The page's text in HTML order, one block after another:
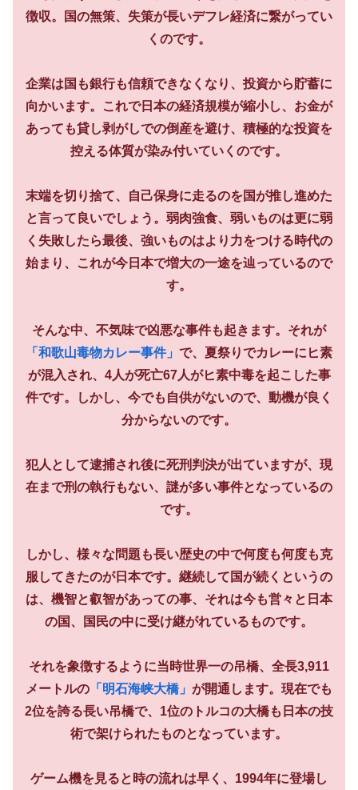
徴収。国の無策、失策が長いデフレ経済に繋がってい
くのです。
企業は国も銀行も信頼できなくなり、投資から貯蓄に
向かいます。これで日本の経済規模が縮小し、お金が
あっても貸し剥がしでの倒産を避け、積極的な投資を
控える体質が染み付いていくのです。
末端を切り捨て、自己保身に走るのを国が推し進めた
と言って良いでしょう。弱肉強食、弱いものは更に弱
く失敗したら最後、強いものはより力をつける時代の
始まり、これが今日本で増大の一途を辿っているので
す。
そんな中、不気味で凶悪な事件も起きます。それが
「和歌山毒物カレー事件」 で、夏祭りでカレーにヒ素
が混入され、4人が死亡67人がヒ素中毒を起こした事
件です。しかし、今でも自供がないので、動機が良く
分からないのです。
犯人として逮捕され後に死刑判決が出ていますが、現
在まで刑の執行もない、謎が多い事件となっているの
です。
しかし、様々な問題も長い歴史の中で何度も何度も克
服してきたのが日本です。継続して国が続くというの
は、機智と叡智があっての事、それは今も営々と日本
の国、国民の中に受け継がれているものです。
それを象徴するように当時世界一の吊橋、全長3,911
メートルの 「明石海峡大橋」 が開通します。現在でも
2位を誇る長い吊橋で、1位のトルコの大橋も日本の技
術で架けられたものとなっています。
ゲーム機を見ると時の流れは早く、1994年に登場し